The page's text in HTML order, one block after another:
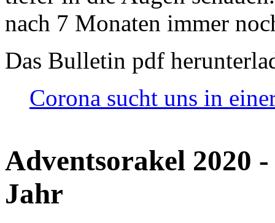
nach 7 Monaten immer
Das Bulletin pdf
Corona sucht uns in
Adventsorakel 2020
Jahr